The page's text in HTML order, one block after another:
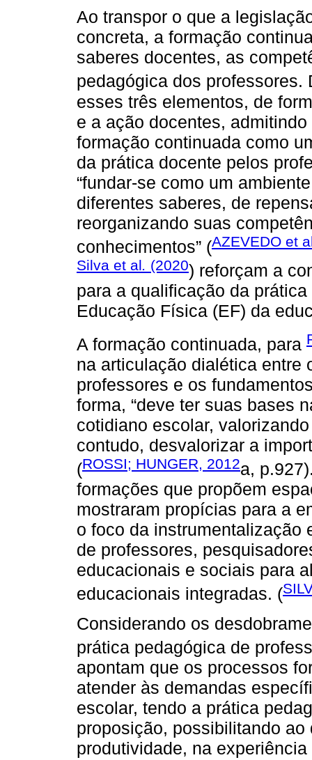
Ao transpor o que a
concreta, a formação
saberes docentes, as
pedagógica dos
esses três elementos, de
e a ação docentes,
formação continuada como
da prática docente pelos
“fundar-se como um
diferentes saberes, de
reorganizando suas
conhecimentos” (AZEVEDO et
Silva et al. (2020) reforçam a
para a qualificação da
Educação Física (EF) da
A formação continuada, para
na articulação dialética entre
professores e os
forma, “deve ter suas bases
cotidiano escolar,
contudo, desvalorizar a
(ROSSI; HUNGER, 2012a,
formações que propõem
mostraram propícias para a
o foco da instrumentalização
de professores,
educacionais e sociais para
educacionais integradas. (
Considerando os
prática pedagógica de
apontam que os processos
atender às demandas
escolar, tendo a prática
proposição, possibilitando
produtividade, na